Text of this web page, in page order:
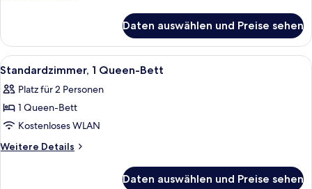
(Up
to
3
Adults)
anzeigen
Zimmer,
1 Queen-
Bett
Schlafsofa
(Up
Adults)
Daten auswählen und Preise sehen
Alle
Fotos
für
Standardzimmer,
1
Queen-
Ein Hotelzimmer mit einem Bett,
8
Standardzimmer, 1 Queen-Bett
Platz für 2 Personen
1 Queen-Bett
Kostenloses WLAN
Weitere Details
Weitere
Daten auswählen und Preise sehen